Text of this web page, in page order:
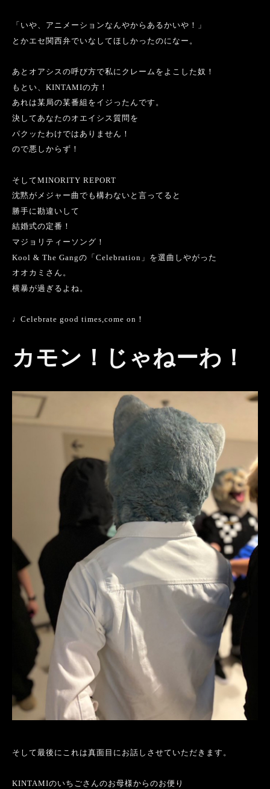
「いや、アニメーションなんやからあるかいや！」
とかエセ関西弁でいなしてほしかったのになー。
あとオアシスの呼び方で私にクレームをよこした奴！
もとい、 KINTAMIの方！
あれは某局の某番組をイジったんです。
決してあなたのオエイシス質問を
パクッたわけではありません！
ので悪しからず！
そしてMINORITY REPORT
沈黙がメジャー曲でも構わないと言ってると
勝手に勘違いして
結婚式の定番！
マジョリティーソング！
Kool & The Gangの「 Celebration 」を選曲しやがった
オオカミさん。
横暴が過ぎるよね。
♩ Celebrate good times,come on ！
カモン！じゃねーわ！
そして最後にこれは真面目にお話しさせていただきます。
KINTAMIのいちごさんのお母様からのお便り